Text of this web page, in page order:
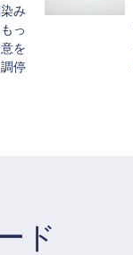
み
っ
を
停
ド